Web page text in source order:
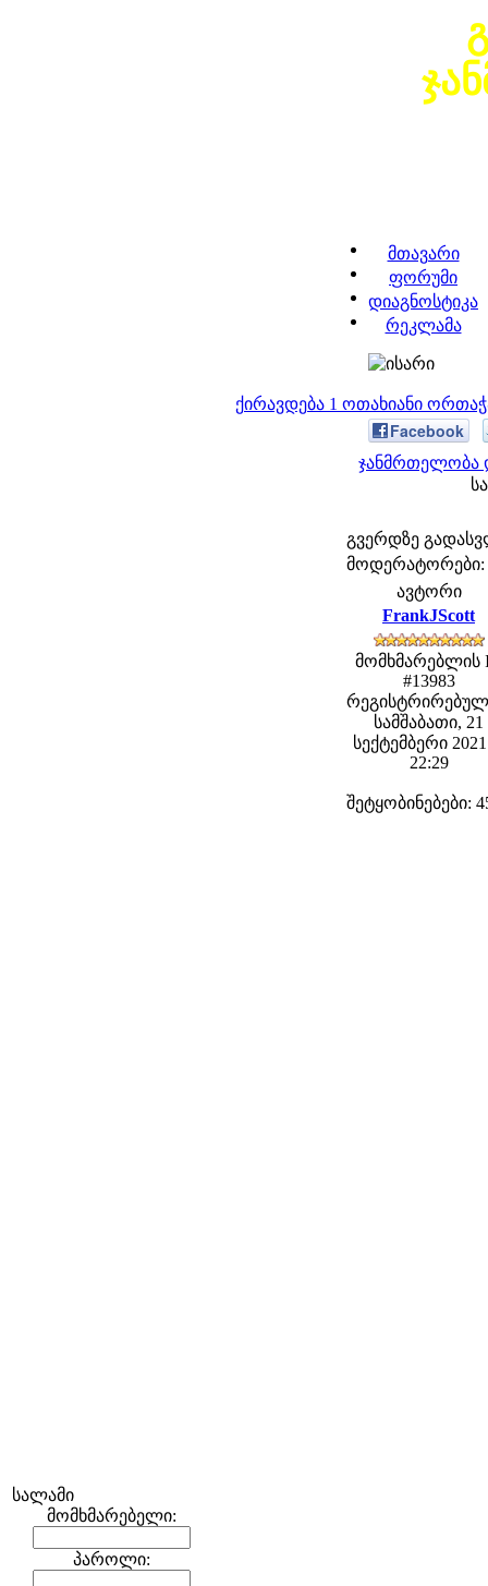
მთავარი
ფორუმი
დიაგნოსტიკა
რეკლამა
ქირავდება 1 ოთახიანი
სალამი
მომხმარებელი:
პაროლი:
Facebook
ჯანმრთელობა
გვერდზე
მოდერატორები:
ავტორი
FrankJScott
მომხმარებლის
#13983
სამშაბათი, 21
სექტემბერი
22:29
შეტყობინებები: